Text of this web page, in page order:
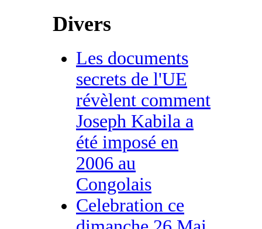
Divers
Les documents
secrets de l'UE
révèlent comment
Joseph Kabila a
été imposé en
2006 au
Congolais
Celebration ce